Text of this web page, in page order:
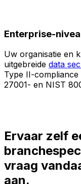
Enterprise-
Uw organisatie en
uitgebreide data
Type II-
27001- en NIST
Ervaar zelf
vraag
aan.